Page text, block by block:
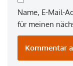
Name, E-Mail-
für meinen